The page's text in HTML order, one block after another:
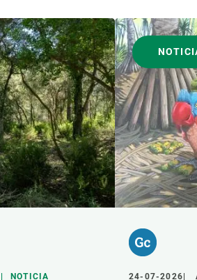
NOTICIA 24-07-2026